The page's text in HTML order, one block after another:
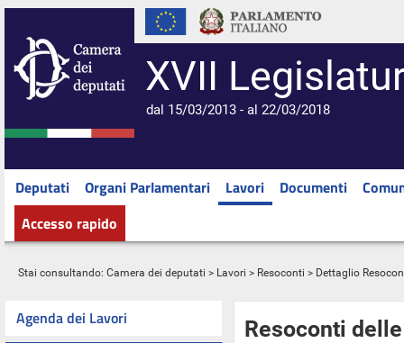
XVII
dal 15/03/2013 - al 22/03/2018
Deputati Organi Parlamentari Lavori Documenti
Accesso rapido
Stai consultando: Camera dei deputati > Lavori > Resoconti > Dettaglio
Agenda dei Lavori
Resoconti